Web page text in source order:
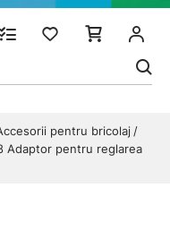
pentru bricolaj
Adaptor pentru reglarea